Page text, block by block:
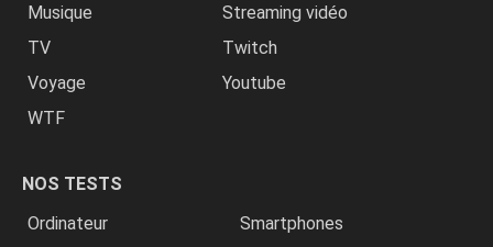
Musique
Streaming vidéo
TV
Twitch
Voyage
Youtube
WTF
NOS TESTS
Ordinateur
Smartphones